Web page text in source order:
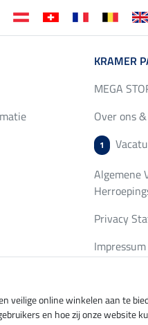
KRAMER
MEGA
Over ons
1
Algemene
Privacy
Impressum
Veilig
veilige online winkelen aan te
en hoe zij onze website